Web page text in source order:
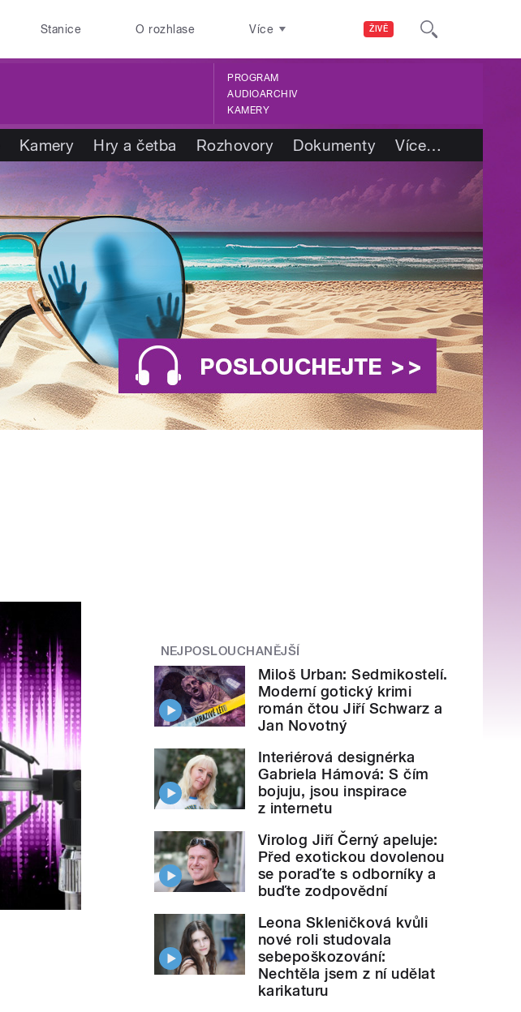
ŽIVĚ
Stanice O rozhlase Více
PROGRAM
AUDIOARCHIV
KAMERY
Kamery Hry a četba Rozhovory Dokumenty Více…
NEJPOSLOUCHANĚJŠÍ
Miloš Urban: Sedmikostelí.
Moderní gotický krimi
román čtou Jiří Schwarz a
Jan Novotný
Interiérová designérka
Gabriela Hámová: S čím
bojuju, jsou inspirace
z internetu
Virolog Jiří Černý apeluje:
Před exotickou dovolenou
se poraďte s odborníky a
buďte zodpovědní
Leona Skleničková kvůli
nové roli studovala
sebepoškozování:
Nechtěla jsem z ní udělat
karikaturu